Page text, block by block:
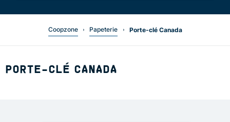
Coopzone Papeterie Porte-clé Canada
PORTE-CLÉ CANADA